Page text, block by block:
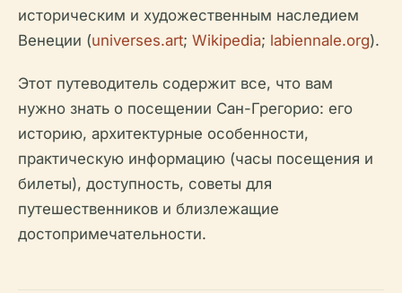
историческим и художественным наследием
Венеции (universes.art; Wikipedia; labiennale.org).
Этот путеводитель содержит все, что вам
нужно знать о посещении Сан-Грегорио: его
историю, архитектурные особенности,
практическую информацию (часы посещения и
билеты), доступность, советы для
путешественников и близлежащие
достопримечательности.